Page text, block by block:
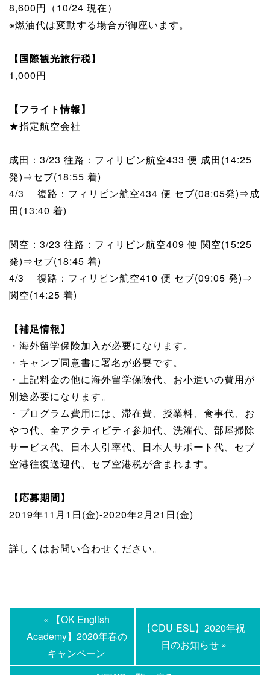
8,600円（10/24 現在）
※燃油代は変動する場合が御座います。
【国際観光旅行税】
1,000円
【フライト情報】
★指定航空会社
成田：3/23 往路：フィリピン航空433 便 成田(14:25
発)⇒セブ(18:55 着)
4/3 復路：フィリピン航空434 便 セブ(08:05発)⇒成
田(13:40 着)
関空：3/23 往路：フィリピン航空409 便 関空(15:25
発)⇒セブ(18:45 着)
4/3 復路：フィリピン航空410 便 セブ(09:05 発)⇒
関空(14:25 着)
【補足情報】
・海外留学保険加入が必要になります。
・キャンプ同意書に署名が必要です。
・上記料金の他に海外留学保険代、お小遣いの費用が
別途必要になります。
・プログラム費用には、滞在費、授業料、食事代、お
やつ代、全アクティビティ参加代、洗濯代、部屋掃除
サービス代、日本人引率代、日本人サポート代、セブ
空港往復送迎代、セブ空港税が含まれます。
【応募期間】
2019年11月1日(金)-2020年2月21日(金)
詳しくはお問い合わせください。
« 【OK English
Academy】2020年春の
キャンペーン
【CDU-ESL】2020年祝
日のお知らせ »